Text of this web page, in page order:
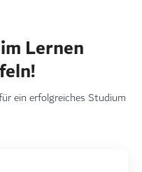
Lernen
ein erfolgreiches Studium